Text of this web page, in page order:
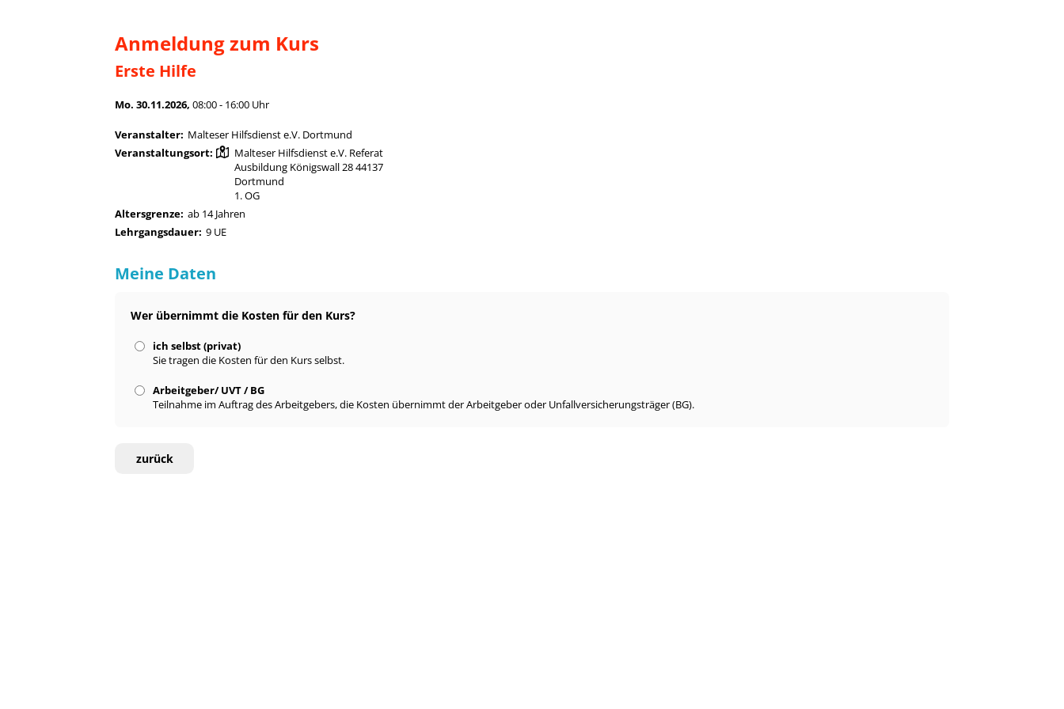
Anmeldung zum Kurs
Erste Hilfe
Mo. 30.11.2026,08:00 - 16:00 Uhr
Veranstalter: Malteser Hilfsdienst e.V. Dortmund
Veranstaltungsort:
Malteser Hilfsdienst e.V. Referat
Ausbildung Königswall 28 44137
Dortmund
1. OG
Altersgrenze: ab 14 Jahren
Lehrgangsdauer: 9 UE
Meine Daten
Wer übernimmt die Kosten für den Kurs?
ich selbst (privat)
Sie tragen die Kosten für den Kurs selbst.
Arbeitgeber/ UVT / BG
Teilnahme im Auftrag des Arbeitgebers, die Kosten übernimmt der Arbeitgeber oder Unfallversicherungsträger (BG).
zurück